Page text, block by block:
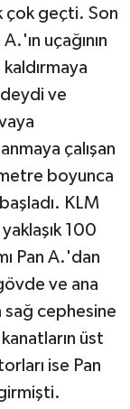
çok geçti. Son
uçağının
ve
çalışan
boyunca
KLM
100
Pan A.'dan
ve ana
sağ cephesine
üst
ise Pan